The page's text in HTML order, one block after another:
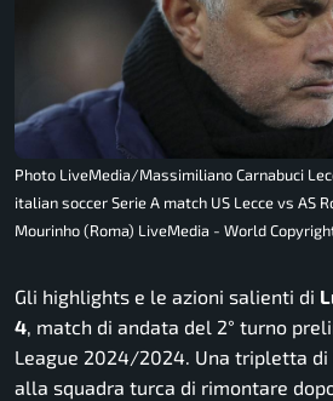
Photo LiveMedia/Massimiliano Carnabuci
italian soccer Serie A match US Lecce vs AS
Mourinho (Roma) LiveMedia - World
Gli highlights e le azioni salienti di
4, match di andata del 2° turno
League 2024/2024. Una tripletta di
alla squadra turca di rimontare